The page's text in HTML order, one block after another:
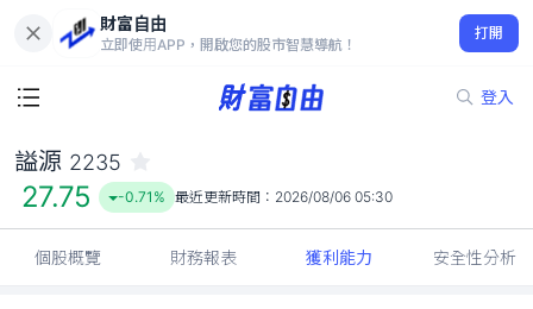
財富自由
立即使用APP，開啟您的股市智慧導航！
打開
登入
27.75
-0.71%
謚源 2235
27.75 -0.71% 最近更新時間： 2026/08/06 05:30
個股概覽 財務報表 獲利能力 安全性分析